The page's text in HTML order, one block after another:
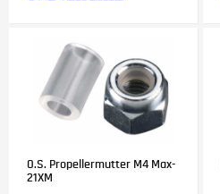
O.S. Propellermutter M4 Max-
21XM